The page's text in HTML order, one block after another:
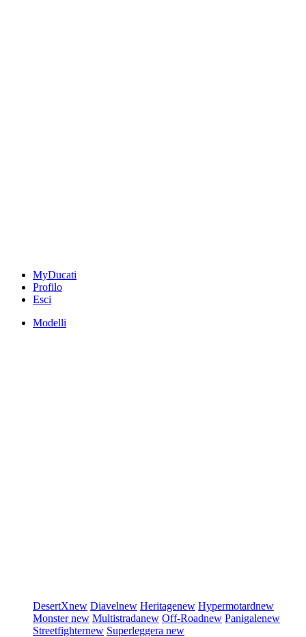
MyDucati
Profilo
Esci
Modelli
DesertXnew Diavelnew Heritagenew Hypermotardnew
Monsternew Multistradanew Off-Roadnew Panigalenew
Streetfighternew Superleggera new